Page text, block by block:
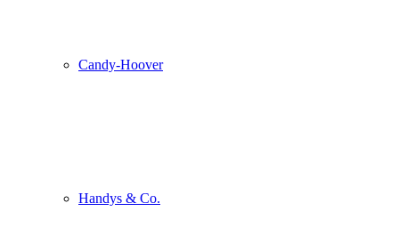
Candy-Hoover
Handys & Co.